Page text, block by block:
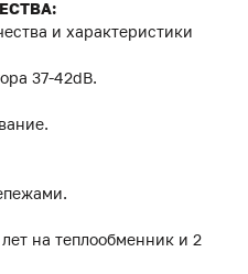
и характеристики
37-42dB.
на теплообменник и 2